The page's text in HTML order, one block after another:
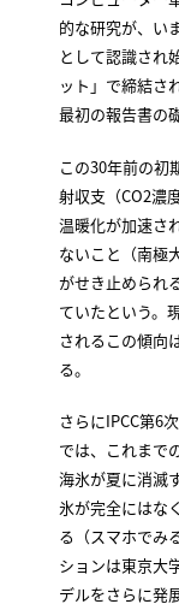
的な研究が、い
として認識され
ット」で締結さ
最初の報告書の
この30年前の初
射収支（CO2濃
温暖化が加速さ
ないこと（南極
がせき止められ
ていたという。
されるこの傾向
る。
さらにIPCC第6
では、これまで
海氷が夏に消滅
氷が完全にはな
る（スマホでみ
ションは東京大
デルをさらに発